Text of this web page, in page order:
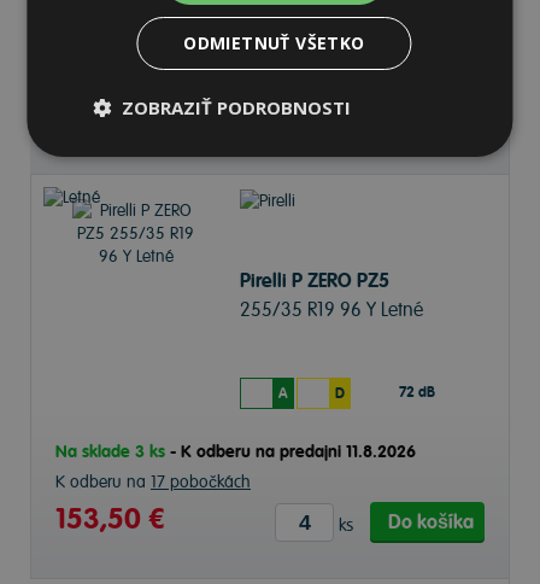
Na sklade 3 ks K odberu na predajni 11.8.2026
140,07 € ks
Pirelli P ZERO PZ5
255/35 R19 96 Y Letné
A D 72 dB
Na sklade 3 ks - K odberu na predajni 11.8.2026
K odberu na 17 pobočkách
153,50 € ks Do košíka
ODMIETNUŤ VŠETKO
ZOBRAZIŤ PODROBNOSTI